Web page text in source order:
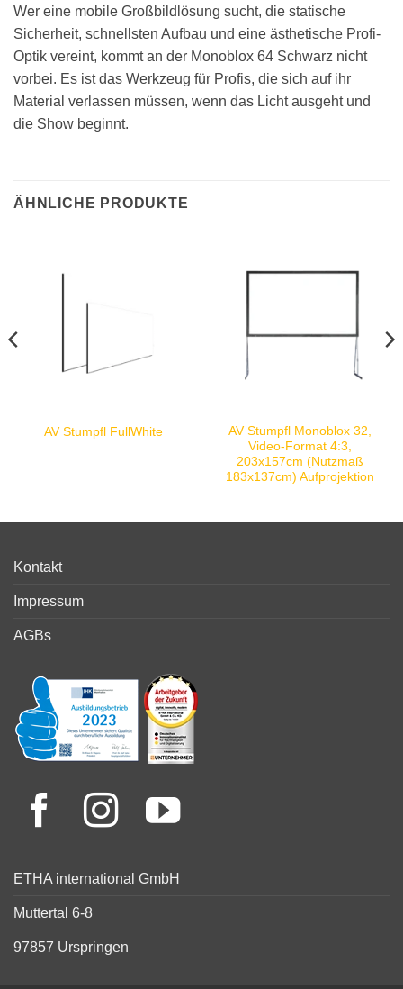
Wer eine mobile Großbildlösung sucht, die statische
Sicherheit, schnellsten Aufbau und eine ästhetische Profi-
Optik vereint, kommt an der Monoblox 64 Schwarz nicht
vorbei. Es ist das Werkzeug für Profis, die sich auf ihr
Material verlassen müssen, wenn das Licht ausgeht und
die Show beginnt.
ÄHNLICHE PRODUKTE
AV Stumpfl FullWhite
AV Stumpfl Monoblox 32,
Video-Format 4:3,
203x157cm (Nutzmaß
183x137cm) Aufprojektion
Kontakt
Impressum
AGBs
ETHA international GmbH
Muttertal 6-8
97857 Urspringen